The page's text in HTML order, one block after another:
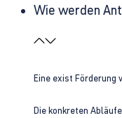
Wie werden
Eine exist Förderung
Die konkreten